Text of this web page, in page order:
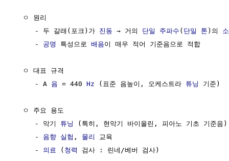
  ㅇ 원리
     - 두 갈래(포크)가
진동 → 거의 단일 주파수 ( 단일 톤 )의
     -
공명 특성으로 배음이 매우 적어 기준음으로 적합
  ㅇ 대표 규격
     - A
음 = 440 Hz (표준 음높이, 오케스트라 튜닝 기준)
  ㅇ 주요 용도
     - 악기
튜닝
(특히, 현악기 바이올린, 피아노 기초 기준음)
     -
음향 실험 , 물리
교육
     -
의료 ( 청력